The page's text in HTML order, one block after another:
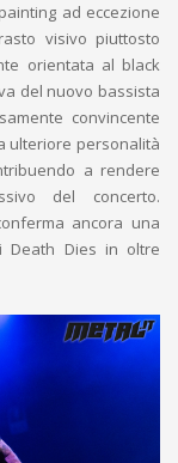
ad eccezione
visivo piuttosto
orientata al black
del nuovo bassista
convincente
ulteriore personalità
a rendere
del concerto.
ancora una
Death Dies in oltre